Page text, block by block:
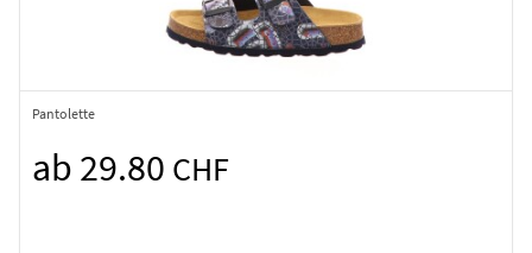
Pantolette
ab 29.80 CHF